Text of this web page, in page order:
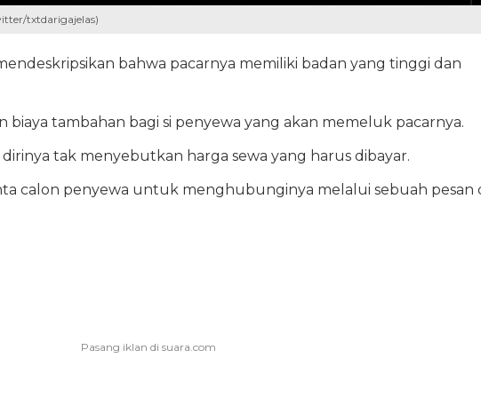
txtdarigajelas)
bahwa pacarnya memiliki badan yang tinggi dan
biaya tambahan bagi si penyewa yang akan memeluk pacarnya.
tak menyebutkan harga sewa yang harus dibayar.
calon penyewa untuk menghubunginya melalui sebuah pesan